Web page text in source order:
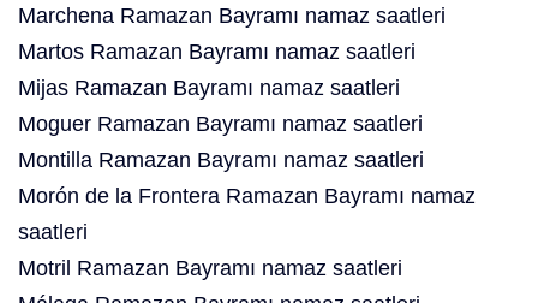
Marchena Ramazan Bayramı namaz saatleri
Martos Ramazan Bayramı namaz saatleri
Mijas Ramazan Bayramı namaz saatleri
Moguer Ramazan Bayramı namaz saatleri
Montilla Ramazan Bayramı namaz saatleri
Morón de la Frontera Ramazan Bayramı namaz
saatleri
Motril Ramazan Bayramı namaz saatleri